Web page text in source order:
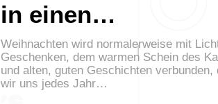
in einen…
Weihnachten wird normalerweise mit
Geschenken, dem warmen Schein des
und alten, guten Geschichten verbunden,
wir uns jedes Jahr…